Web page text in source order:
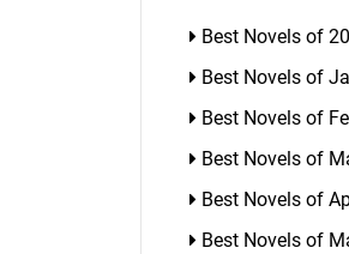
Best Novels of
Best Novels of
Best Novels of
Best Novels of
Best Novels of
Best Novels of